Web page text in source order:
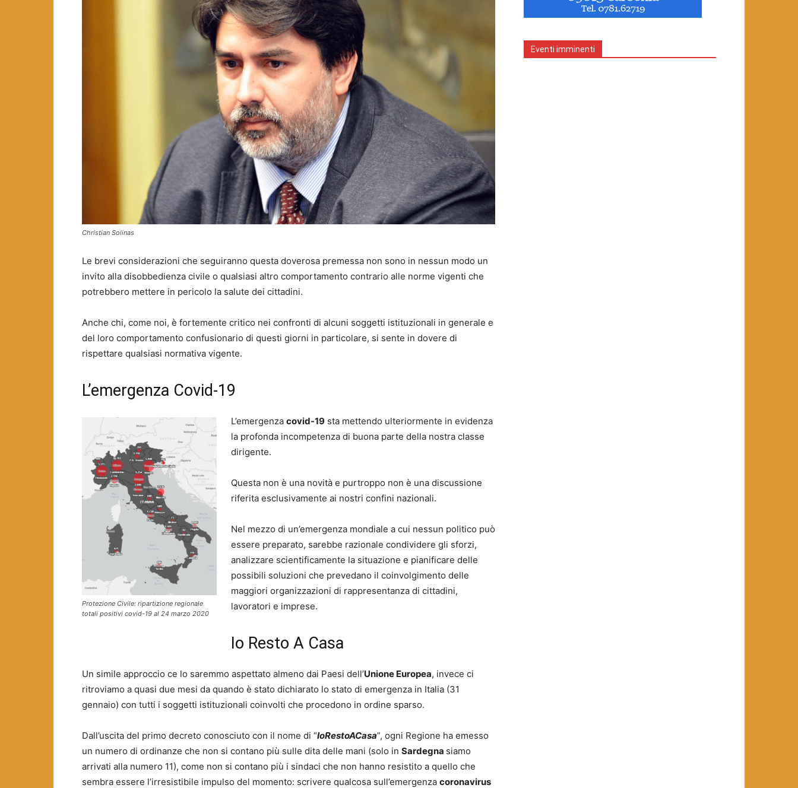
Christian Solinas
Le brevi considerazioni che seguiranno questa doverosa premessa non sono in nessun modo un
invito alla disobbedienza civile o qualsiasi altro comportamento contrario alle norme vigenti che
potrebbero mettere in pericolo la salute dei cittadini.
Anche chi, come noi, è fortemente critico nei confronti di alcuni soggetti istituzionali in generale e
del loro comportamento confusionario di questi giorni in particolare, si sente in dovere di
rispettare qualsiasi normativa vigente.
L’emergenza Covid-19
Protezione Civile: ripartizione regionale
totali positivi covid-19 al 24 marzo 2020
L’emergenza covid-19 sta mettendo ulteriormente in evidenza
la profonda incompetenza di buona parte della nostra classe
dirigente.
Questa non è una novità e purtroppo non è una discussione
riferita esclusivamente ai nostri confini nazionali.
Nel mezzo di un’emergenza mondiale a cui nessun politico può
essere preparato, sarebbe razionale condividere gli sforzi,
analizzare scientificamente la situazione e pianificare delle
possibili soluzioni che prevedano il coinvolgimento delle
maggiori organizzazioni di rappresentanza di cittadini,
lavoratori e imprese.
Io Resto A Casa
Un simile approccio ce lo saremmo aspettato almeno dai Paesi dell’Unione Europea, invece ci
ritroviamo a quasi due mesi da quando è stato dichiarato lo stato di emergenza in Italia (31
gennaio) con tutti i soggetti istituzionali coinvolti che procedono in ordine sparso.
Dall’uscita del primo decreto conosciuto con il nome di “IoRestoACasa”, ogni Regione ha emesso
un numero di ordinanze che non si contano più sulle dita delle mani (solo in Sardegna siamo
arrivati alla numero 11), come non si contano più i sindaci che non hanno resistito a quello che
sembra essere l’irresistibile impulso del momento: scrivere qualcosa sull’emergenza coronavirus
Eventi imminenti